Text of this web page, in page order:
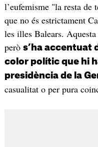
l’eufemisme "la resta
que no és estrictament
les illes Balears.
però s’ha accentuat
color polític que hi
presidència de la
casualitat o per pura